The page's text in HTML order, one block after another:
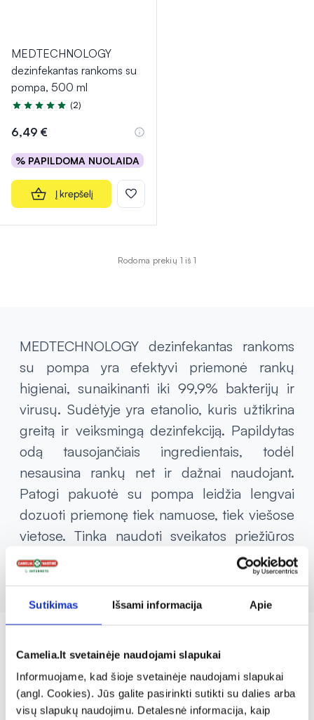
Sutikimas Išsami informacija Apie
Camelia.lt svetainėje naudojami slapukai
Informuojame, kad šioje svetainėje naudojami slapukai
(angl. Cookies). Jūs galite pasirinkti sutikti su dalies arba
visų slapukų naudojimu. Detalesnė informacija, kaip
MEDTECHNOLOGY
dezinfekantas rankoms su
pompa, 500 ml
Įvertinimas 5.0 iš 5
(2)
6,49 €
% PAPILDOMA NUOLAIDA
Į krepšelį
Rodoma prekių 1 iš 1
MEDTECHNOLOGY dezinfekantas rankoms
su pompa yra efektyvi priemonė rankų
higienai, sunaikinanti iki 99,9% bakterijų ir
virusų. Sudėtyje yra etanolio, kuris užtikrina
greitą ir veiksmingą dezinfekciją. Papildytas
odą tausojančiais ingredientais, todėl
nesausina rankų net ir dažnai naudojant.
Patogi pakuotė su pompa leidžia lengvai
dozuoti priemonę tiek namuose, tiek viešose
vietose. Tinka naudoti sveikatos priežiūros
įstaigose, biuruose ir kasdienėje aplinkoje.